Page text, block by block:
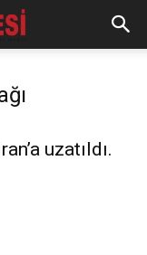
uzatıldı.